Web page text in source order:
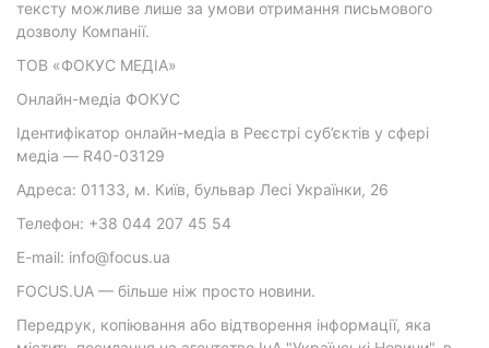
тексту можливе лише за умови отримання письмового
дозволу Компанії.
ТОВ «ФОКУС МЕДІА»
Онлайн-медіа ФОКУС
Ідентифікатор онлайн-медіа в Реєстрі суб’єктів у сфері
медіа — R40-03129
Адреса: 01133, м. Київ, бульвар Лесі Українки, 26
Телефон: +38 044 207 45 54
E-mail: info@focus.ua
FOCUS.UA — більше ніж просто новини.
Передрук, копіювання або відтворення інформації, яка